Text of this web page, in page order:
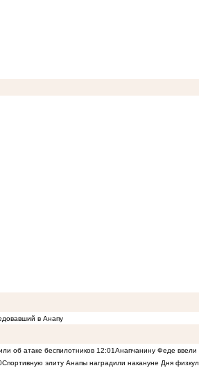
в Анапу
об атаке беспилотников 12:01Анапчанину Феде ввели
Спортивную элиту Анапы наградили накануне Дня